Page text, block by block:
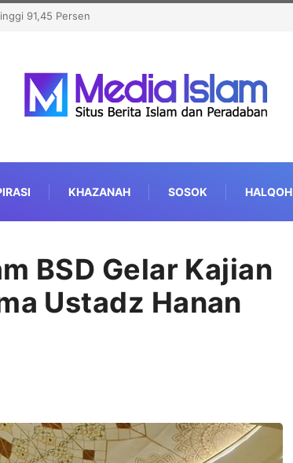
Kalahkan
KHAZANAH SOSOK HALQOH
BSD Gelar Kajian
Ustadz Hanan